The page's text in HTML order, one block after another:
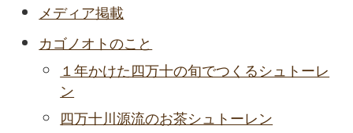
メディア掲載
カゴノオトのこと
１年かけた四万十の旬でつくるシュトーレ
ン
四万十川源流のお茶シュトーレン